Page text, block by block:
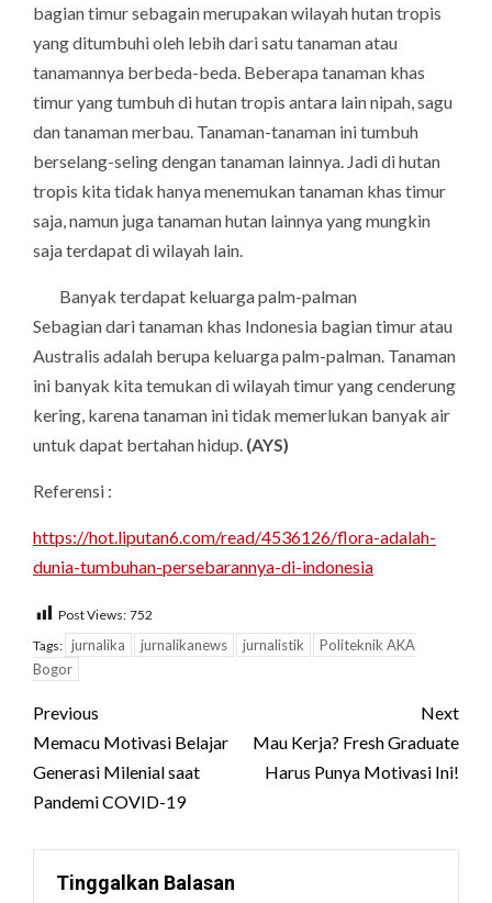
bagian timur sebagain merupakan wilayah hutan tropis
yang ditumbuhi oleh lebih dari satu tanaman atau
tanamannya berbeda-beda. Beberapa tanaman khas
timur yang tumbuh di hutan tropis antara lain nipah, sagu
dan tanaman merbau. Tanaman-tanaman ini tumbuh
berselang-seling dengan tanaman lainnya. Jadi di hutan
tropis kita tidak hanya menemukan tanaman khas timur
saja, namun juga tanaman hutan lainnya yang mungkin
saja terdapat di wilayah lain.
Banyak terdapat keluarga palm-palman
Sebagian dari tanaman khas Indonesia bagian timur atau
Australis adalah berupa keluarga palm-palman. Tanaman
ini banyak kita temukan di wilayah timur yang cenderung
kering, karena tanaman ini tidak memerlukan banyak air
untuk dapat bertahan hidup. (AYS)
Referensi :
https://hot.liputan6.com/read/4536126/flora-adalah-
dunia-tumbuhan-persebarannya-di-indonesia
Post Views: 752
Tags: jurnalika jurnalikanews jurnalistik
Politeknik AKA
Bogor
Post
navigation
Previous
Memacu Motivasi Belajar
Generasi Milenial saat
Pandemi COVID-19
Next
Mau Kerja? Fresh Graduate
Harus Punya Motivasi Ini!
Tinggalkan Balasan